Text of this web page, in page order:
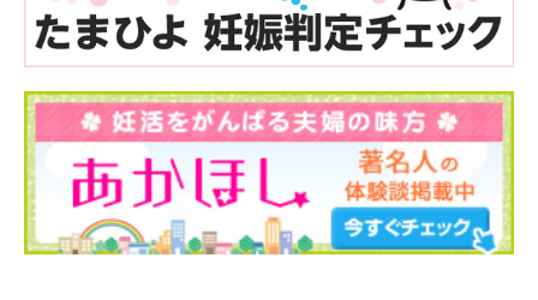
現在、不妊検査や治療には保険が適用されており、自費診療の場